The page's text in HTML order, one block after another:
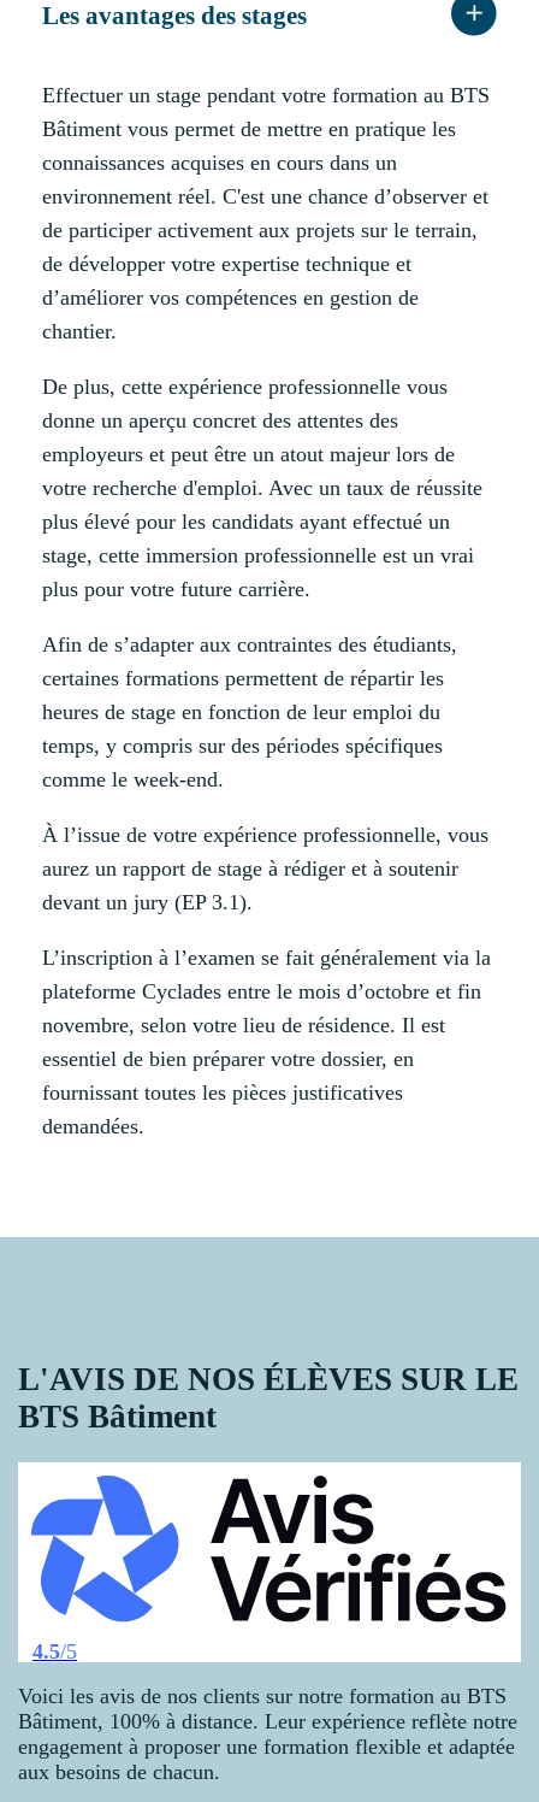
Les avantages des stages
Effectuer un stage pendant votre formation au BTS
Bâtiment vous permet de mettre en pratique les
connaissances acquises en cours dans un
environnement réel. C'est une chance d’observer et
de participer activement aux projets sur le terrain,
de développer votre expertise technique et
d’améliorer vos compétences en gestion de
chantier.
De plus, cette expérience professionnelle vous
donne un aperçu concret des attentes des
employeurs et peut être un atout majeur lors de
votre recherche d'emploi. Avec un taux de réussite
plus élevé pour les candidats ayant effectué un
stage, cette immersion professionnelle est un vrai
plus pour votre future carrière.
Afin de s’adapter aux contraintes des étudiants,
certaines formations permettent de répartir les
heures de stage en fonction de leur emploi du
temps, y compris sur des périodes spécifiques
comme le week-end.
À l’issue de votre expérience professionnelle, vous
aurez un rapport de stage à rédiger et à soutenir
devant un jury (EP 3.1).
L’inscription à l’examen se fait généralement via la
plateforme Cyclades entre le mois d’octobre et fin
novembre, selon votre lieu de résidence. Il est
essentiel de bien préparer votre dossier, en
fournissant toutes les pièces justificatives
demandées.
L'AVIS DE NOS ÉLÈVES SUR LE
BTS Bâtiment
4.5/5
Voici les avis de nos clients sur notre formation au BTS
Bâtiment, 100% à distance. Leur expérience reflète notre
engagement à proposer une formation flexible et adaptée
aux besoins de chacun.